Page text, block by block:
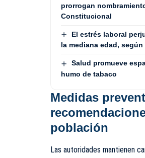
prorrogan
Constitucional
El estrés laboral
la mediana edad,
Salud promueve
humo de tabaco
Medidas
población
Las autoridades mantienen